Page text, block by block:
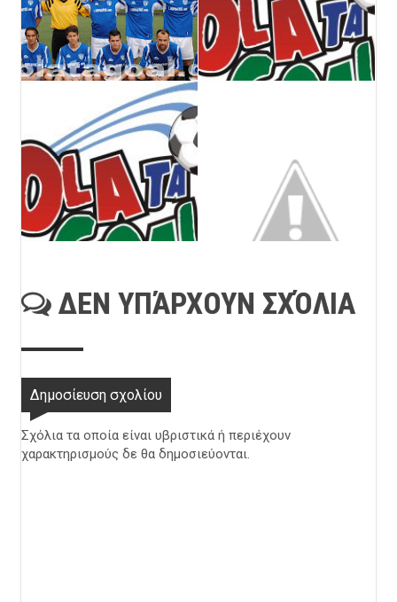
ΔΕΝ ΥΠΆΡΧΟΥΝ ΣΧΌΛΙΑ
Δημοσίευση σχολίου
Σχόλια τα οποία είναι υβριστικά ή περιέχουν
χαρακτηρισμούς δε θα δημοσιεύονται.